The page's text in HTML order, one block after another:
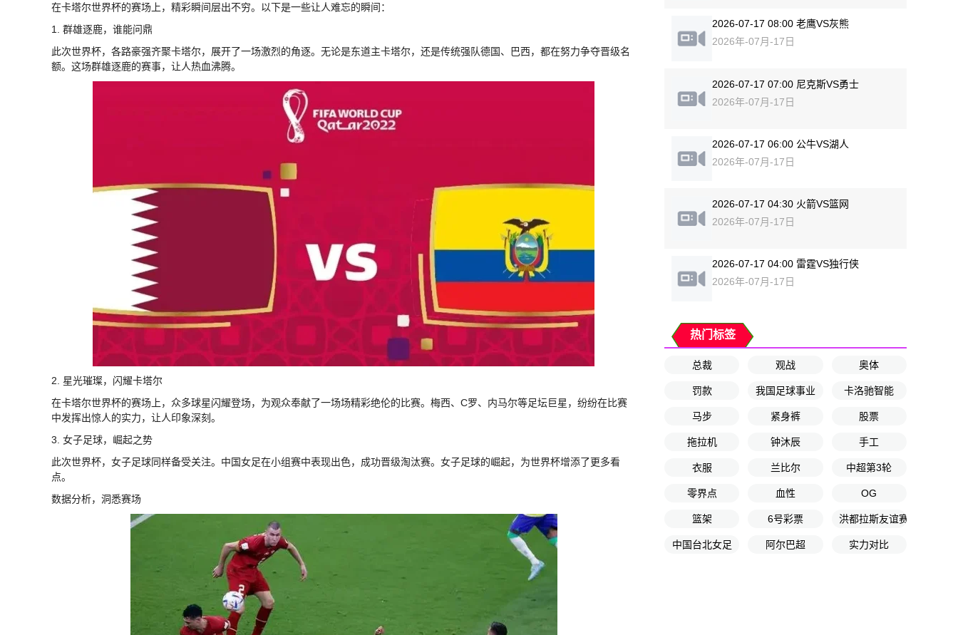
在卡塔尔世界杯的赛场上，精彩瞬间层出不穷。以下是一些让人难忘的瞬间：
1. 群雄逐鹿，谁能问鼎
此次世界杯，各路豪强齐聚卡塔尔，展开了一场激烈的角逐。无论是东道主卡塔尔，还是传统强队德国、巴西，都在努力争夺晋级名
额。这场群雄逐鹿的赛事，让人热血沸腾。
2. 星光璀璨，闪耀卡塔尔
在卡塔尔世界杯的赛场上，众多球星闪耀登场，为观众奉献了一场场精彩绝伦的比赛。梅西、C罗、内马尔等足坛巨星，纷纷在比赛
中发挥出惊人的实力，让人印象深刻。
3. 女子足球，崛起之势
此次世界杯，女子足球同样备受关注。中国女足在小组赛中表现出色，成功晋级淘汰赛。女子足球的崛起，为世界杯增添了更多看
点。
数据分析，洞悉赛场
2026-07-17 08:00 老鹰VS灰熊
2026年-07月-17日
2026-07-17 07:00 尼克斯VS勇士
2026年-07月-17日
2026-07-17 06:00 公牛VS湖人
2026年-07月-17日
2026-07-17 04:30 火箭VS篮网
2026年-07月-17日
2026-07-17 04:00 雷霆VS独行侠
2026年-07月-17日
热门标签
总裁 观战 奥体
罚款 我国足球事业 卡洛驰智能
马步 紧身裤 股票
拖拉机 钟沐辰 手工
衣服 兰比尔 中超第3轮
零界点 血性 OG
篮架 6号彩票 洪都拉斯友谊赛
中国台北女足 阿尔巴超 实力对比